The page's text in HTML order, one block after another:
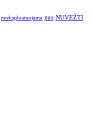
neeksploatuojama nuo NUVEŽTI